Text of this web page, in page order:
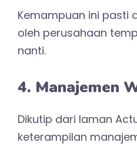
Kemampuan ini pasti
oleh perusahaan
nanti.
4. Manajemen
Dikutip dari laman
keterampilan